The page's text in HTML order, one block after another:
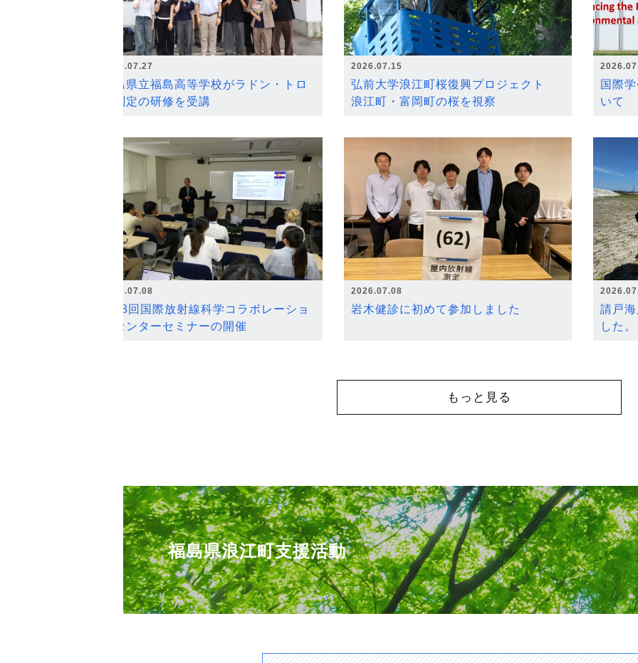
2026.07.27
福島県立福島高等学校がラドン・トロ
ン測定の研修を受講
2026.07.15
弘前大学浪江町桜復興プロジェクト
浪江町・富岡町の桜を視察
国際
いて
2026.07.08
第18回国際放射線科学コラボレーショ
ンセンターセミナーの開催
2026.07.08
岩木健診に初めて参加しました
請戸
した。
もっと見る
福島県浪江町支援活動